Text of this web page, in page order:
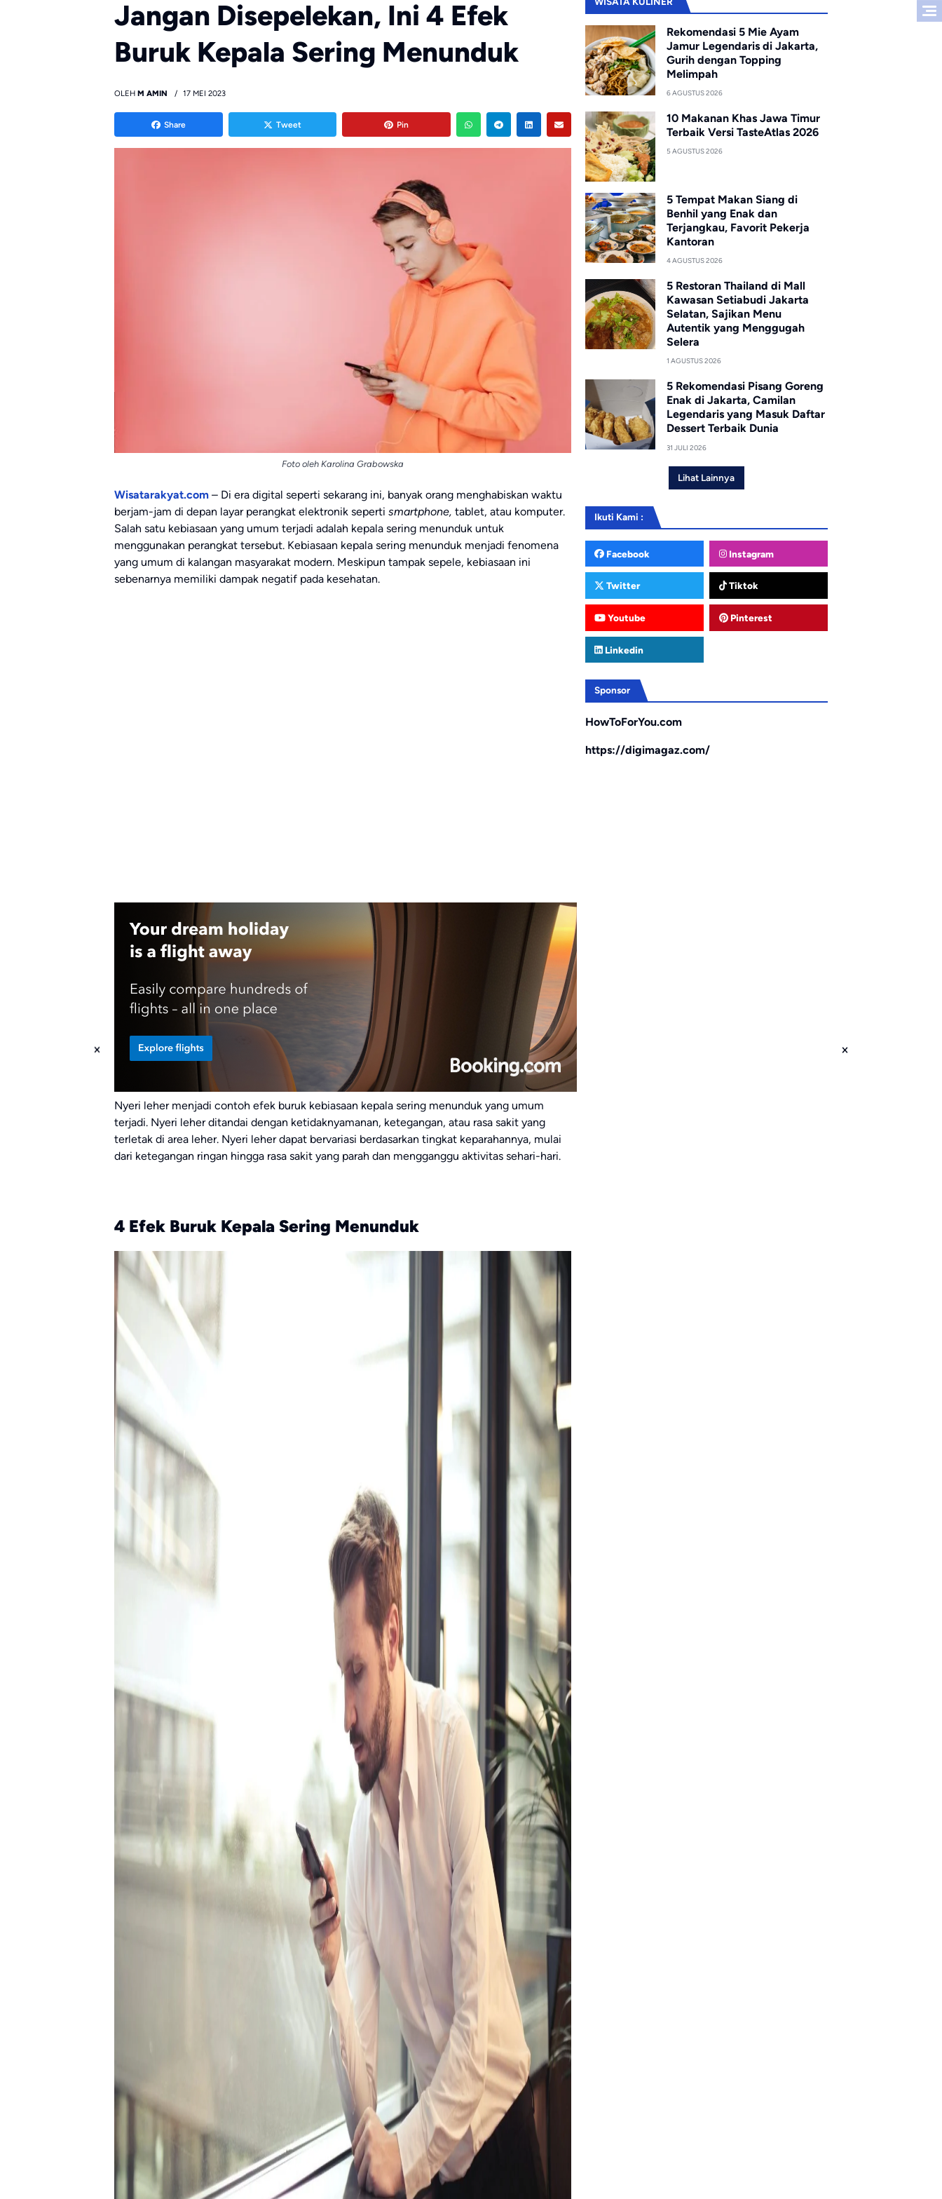
Jangan Disepelekan, Ini 4 Efek
Buruk Kepala Sering Menunduk
OLEH M AMIN 17 MEI 2023
Share Tweet Pin
Foto oleh Karolina Grabowska
Wisatarakyat.com – Di era digital seperti sekarang ini, banyak orang menghabiskan waktu
berjam-jam di depan layar perangkat elektronik seperti smartphone, tablet, atau komputer.
Salah satu kebiasaan yang umum terjadi adalah kepala sering menunduk untuk
menggunakan perangkat tersebut. Kebiasaan kepala sering menunduk menjadi fenomena
yang umum di kalangan masyarakat modern. Meskipun tampak sepele, kebiasaan ini
sebenarnya memiliki dampak negatif pada kesehatan.
Nyeri leher menjadi contoh efek buruk kebiasaan kepala sering menunduk yang umum
terjadi. Nyeri leher ditandai dengan ketidaknyamanan, ketegangan, atau rasa sakit yang
terletak di area leher. Nyeri leher dapat bervariasi berdasarkan tingkat keparahannya, mulai
dari ketegangan ringan hingga rasa sakit yang parah dan mengganggu aktivitas sehari-hari.
4 Efek Buruk Kepala Sering Menunduk
Rekomendasi 5 Mie Ayam
Jamur Legendaris di Jakarta,
Gurih dengan Topping
Melimpah
6 AGUSTUS 2026
10 Makanan Khas Jawa Timur
Terbaik Versi TasteAtlas 2026
5 AGUSTUS 2026
5 Tempat Makan Siang di
Benhil yang Enak dan
Terjangkau, Favorit Pekerja
Kantoran
4 AGUSTUS 2026
5 Restoran Thailand di Mall
Kawasan Setiabudi Jakarta
Selatan, Sajikan Menu
Autentik yang Menggugah
Selera
1 AGUSTUS 2026
5 Rekomendasi Pisang Goreng
Enak di Jakarta, Camilan
Legendaris yang Masuk Daftar
Dessert Terbaik Dunia
31 JULI 2026
Lihat Lainnya
Ikuti Kami :
Facebook Instagram
Twitter Tiktok
Youtube Pinterest
Linkedin
Sponsor
HowToForYou.com
https://digimagaz.com/